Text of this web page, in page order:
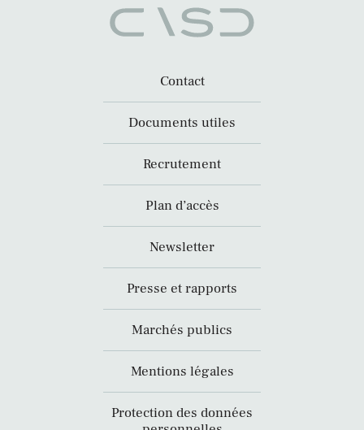
Contact
Documents utiles
Recrutement
Plan d’accès
Newsletter
Presse et rapports
Marchés publics
Mentions légales
Protection des données